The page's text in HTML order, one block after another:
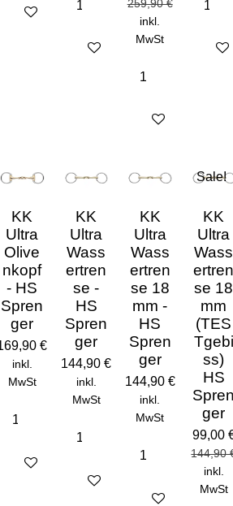
Details anzeigen
Details anzeigen
259,90 €
inkl.
MwSt
In den Warenkorb
KK
Ultra
Olive
nkopf
- HS
Spren
ger
€
inkl.
MwSt
Details anzeigen
KK
Ultra
Wass
ertren
se -
HS
Spren
ger
144,90 €
inkl.
MwSt
Details anzeigen
KK
Ultra
Wass
ertren
se 18
mm -
HS
Spren
ger
144,90 €
inkl.
MwSt
Details anzeigen
Sale!
KK
Ultra
Wass
ertren
se 18
mm
(TES
Tgebi
ss)
HS
Spren
ger
99,00
144,90
inkl.
MwSt